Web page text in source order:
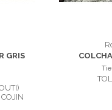
GRIS